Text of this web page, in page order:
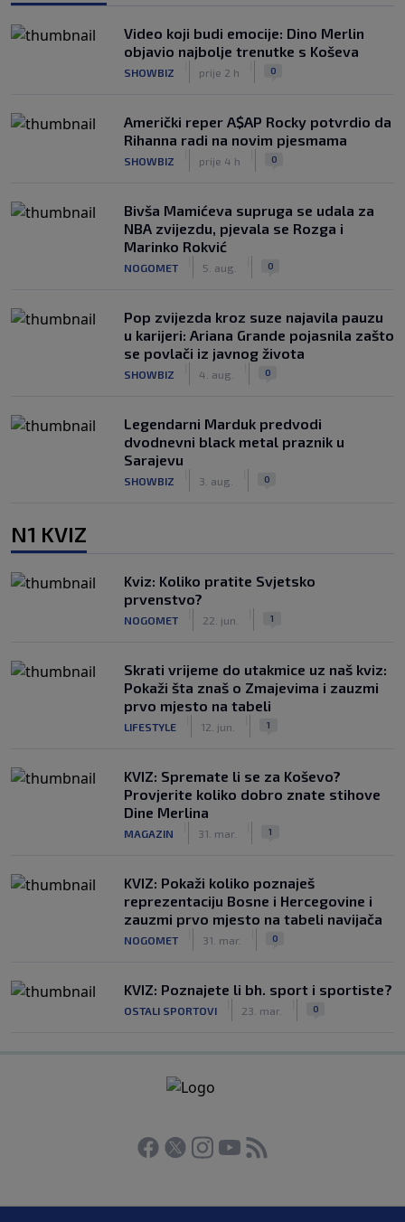
Video koji budi emocije: Dino Merlin
objavio najbolje trenutke s Koševa
SHOWBIZ prije 2 h 0
Američki reper A$AP Rocky potvrdio da
Rihanna radi na novim pjesmama
SHOWBIZ prije 4 h 0
Bivša Mamićeva supruga se udala za
NBA zvijezdu, pjevala se Rozga i
Marinko Rokvić
NOGOMET 5. aug. 0
Pop zvijezda kroz suze najavila pauzu
u karijeri: Ariana Grande pojasnila zašto
se povlači iz javnog života
SHOWBIZ 4. aug. 0
Legendarni Marduk predvodi
dvodnevni black metal praznik u
Sarajevu
SHOWBIZ 3. aug. 0
N1 KVIZ
Kviz: Koliko pratite Svjetsko
prvenstvo?
NOGOMET 22. jun. 1
Skrati vrijeme do utakmice uz naš kviz:
Pokaži šta znaš o Zmajevima i zauzmi
prvo mjesto na tabeli
LIFESTYLE 12. jun. 1
KVIZ: Spremate li se za Koševo?
Provjerite koliko dobro znate stihove
Dine Merlina
MAGAZIN 31. mar. 1
KVIZ: Pokaži koliko poznaješ
reprezentaciju Bosne i Hercegovine i
zauzmi prvo mjesto na tabeli navijača
NOGOMET 31. mar. 0
KVIZ: Poznajete li bh. sport i sportiste?
OSTALI SPORTOVI 23. mar. 0